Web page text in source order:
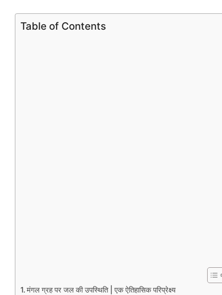
Table of Contents
मंगल ग्रह पर जल की उपस्थिति | एक ऐतिहासिक परिप्रेक्ष्य